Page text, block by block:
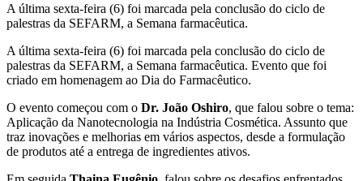
A última sexta-feira (6) foi marcada pela conclusão do ciclo de
palestras da SEFARM, a Semana farmacêutica.
A última sexta-feira (6) foi marcada pela conclusão do ciclo de
palestras da SEFARM, a Semana farmacêutica. Evento que foi
criado em homenagem ao Dia do Farmacêutico.
O evento começou com o Dr. João Oshiro, que falou sobre o tema:
Aplicação da Nanotecnologia na Indústria Cosmética. Assunto que
traz inovações e melhorias em vários aspectos, desde a formulação
de produtos até a entrega de ingredientes ativos.